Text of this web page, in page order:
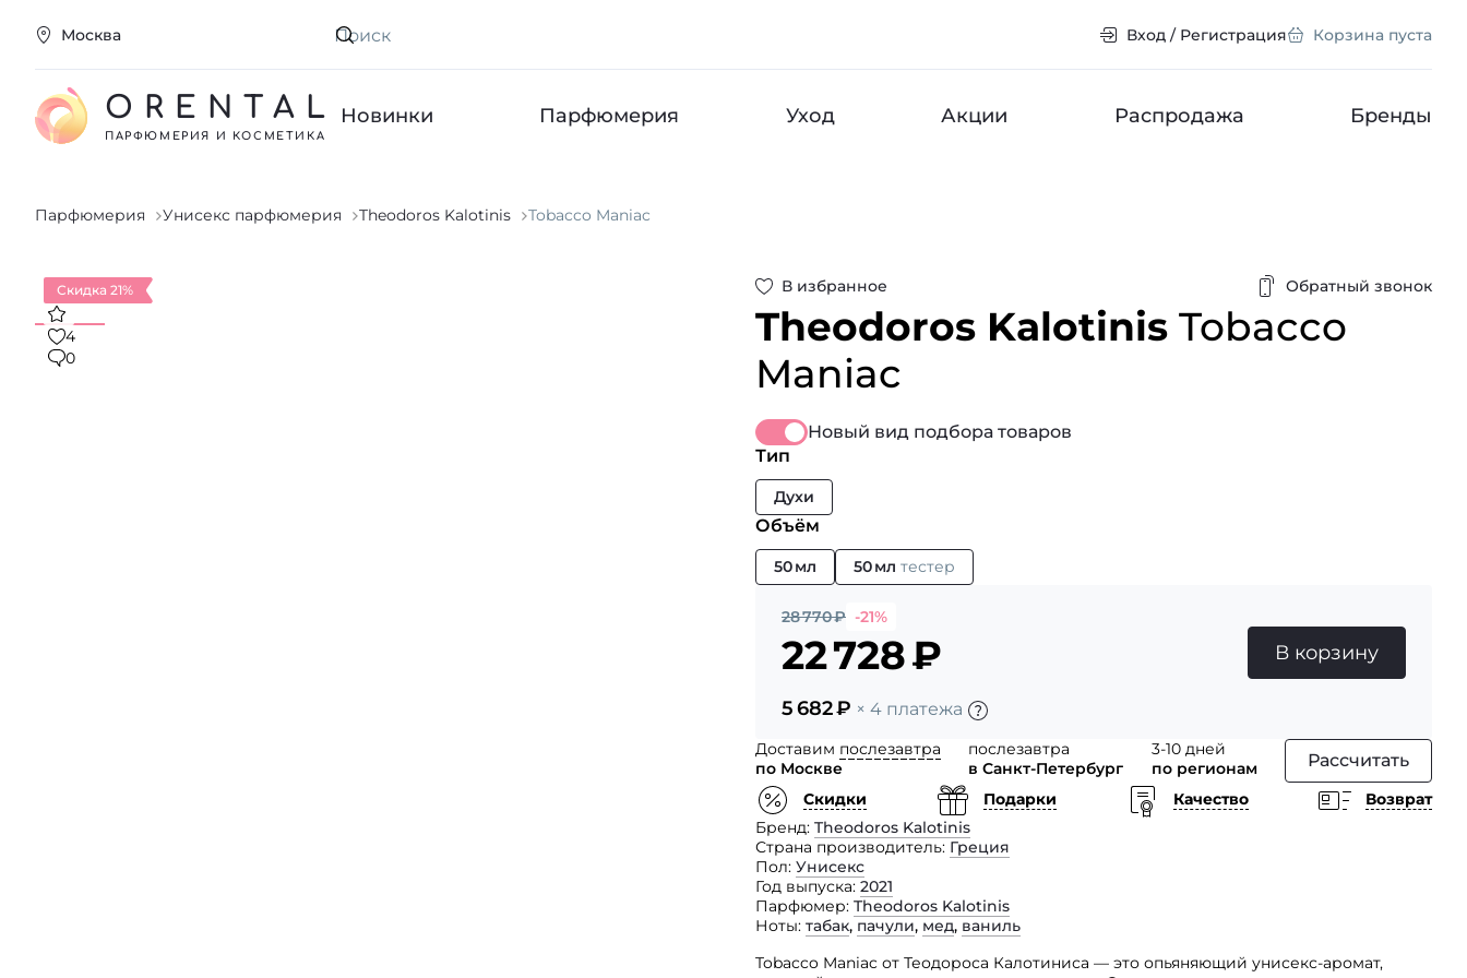
Москва Искать Вход / Регистрация Корзина пуста
ORENTAL
ПАРФЮМЕРИЯ И КОСМЕТИКА
Новинки Парфюмерия Уход Акции Распродажа Бренды
Парфюмерия Унисекс парфюмерия Theodoros Kalotinis Tobacco Maniac
В избранное Обратный звонок
Theodoros Kalotinis Tobacco
Maniac
Скидка 21%
4
0
Новый вид подбора товаров
Тип
Духи
Объём
50 мл 50 мл тестер
28 770₽ -21%
22 728₽
5 682₽ × 4 платежа
В корзину
Доставим послезавтра
по Москве
послезавтра
в Санкт-Петербург
3-10 дней
по регионам
Рассчитать
Скидки Подарки Качество
Возврат
Бренд Theodoros Kalotinis
Страна производитель Греция
Пол Унисекс
Год выпуска 2021
Парфюмер Theodoros Kalotinis
Ноты табак, пачули, мед, ваниль
Tobacco Maniac от Теодороса Калотиниса — это опьяняющий унисекс-аромат,